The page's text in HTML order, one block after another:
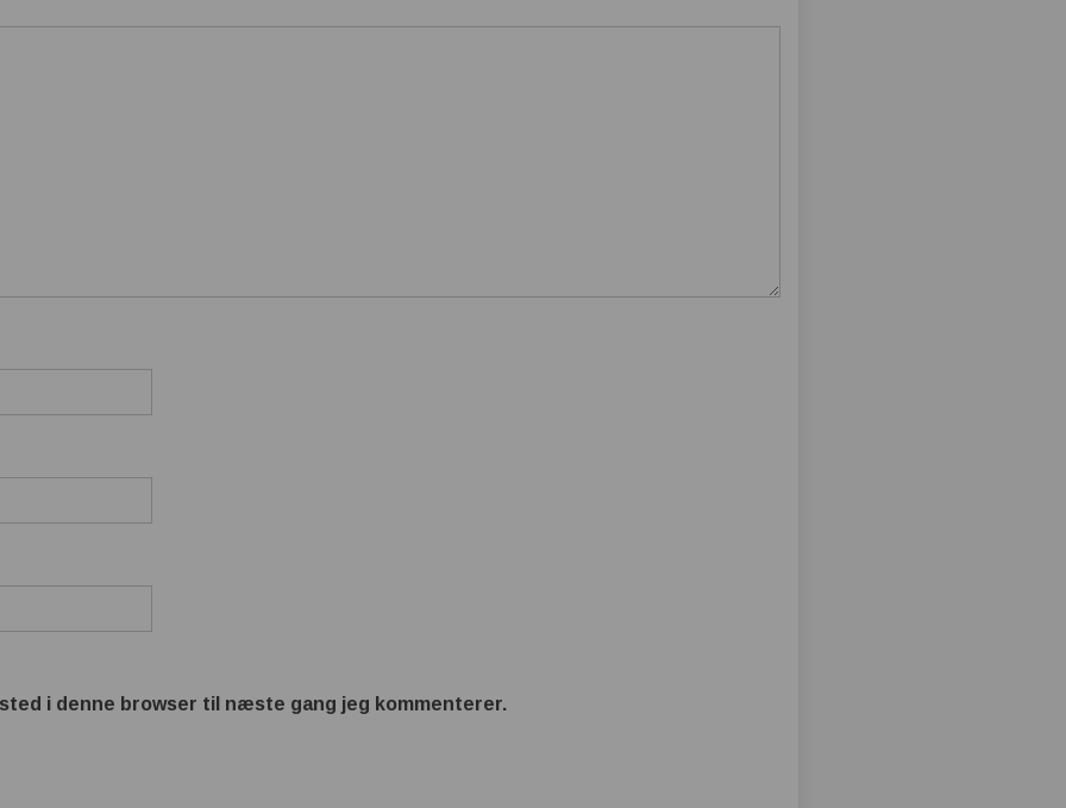
i denne browser til næste gang jeg kommenterer.